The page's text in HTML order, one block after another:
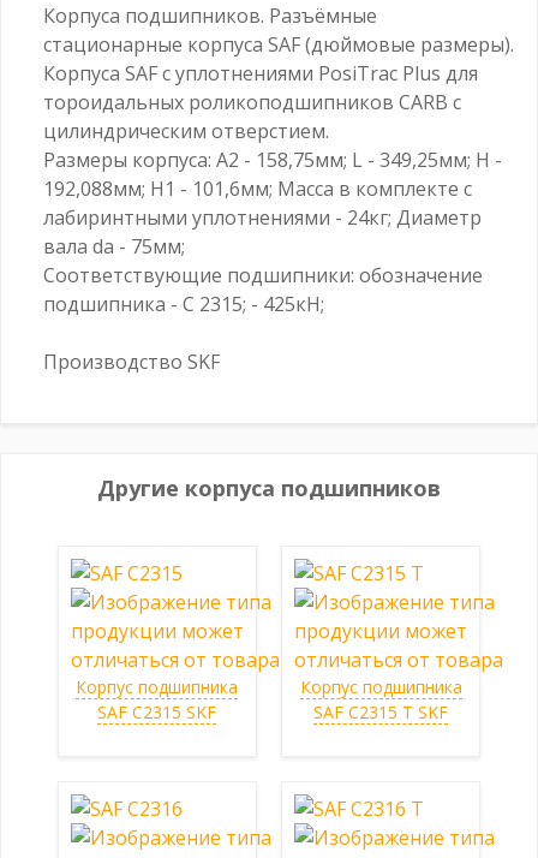
Корпуса подшипников. Разъёмные
стационарные корпуса SAF (дюймовые размеры).
Корпуса SAF с уплотнениями PosiTrac Plus для
тороидальных роликоподшипников CARB с
цилиндрическим отверстием.
Размеры корпуса: A2 - 158,75мм; L - 349,25мм; H -
192,088мм; H1 - 101,6мм; Масса в комплекте с
лабиринтными уплотнениями - 24кг; Диаметр
вала da - 75мм;
Соответствующие подшипники: обозначение
подшипника - C 2315; - 425кН;
Производство SKF
Другие корпуса подшипников
Корпус подшипника
SAF C2315 SKF
Корпус подшипника
SAF C2315 T SKF